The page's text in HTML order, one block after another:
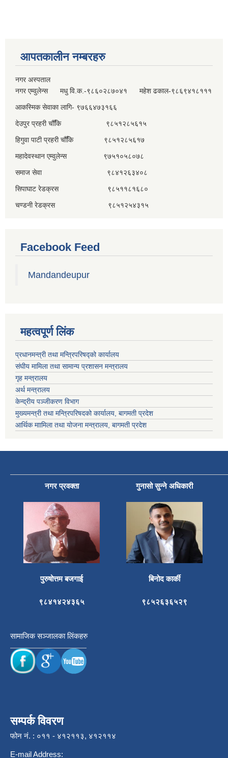
आपतकालीन नम्बरहरु
नगर अस्पताल
नगर एम्वुलेन्स मधु वि.क.-९८६०२८७०४१ महेश ढकाल-९८६९४१८१११
आकस्मिक सेवाका लागि- ९७६६४७३१६६
देउपुर प्रहरी चौँकि ९८५१२८५६१५
हिगुवा पाटी प्रहरी चौँकि ९८५१२८५६१७
महादेवस्थान एम्वुलेन्स ९७५१०५८०७८
समाज सेवा ९८४१२६३४०८
सिपाघाट रेडक्रस ९८५११८१६८०
चण्डनी रेडक्रस ९८५१२५४३१५
Facebook Feed
Mandandeupur
महत्वपूर्ण लिंक
प्रधानमन्त्री तथा मन्त्रिपरिषद्को कार्यालय
संघीय मामिला तथा सामान्य प्रशासन मन्त्रालय
गृह मन्त्रालय
अर्थ मन्त्रालय
केन्द्रीय पञ्जीकरण विभाग
मुख्यमन्त्री तथा मन्त्रिपरिषदको कार्यालय, बागमती प्रदेश
आर्थिक माामिला तथा योजना मन्त्रालय, बागमती प्रदेश
नगर प्रवक्ता गुनासो सुन्ने अधिकारी
पुरुषोत्तम बजगाई बिनोद कार्की
९८४१४२४३६५ ९८५२६३६५२९
सामाजिक सञ्जालका लिंकहरु
सम्पर्क विवरण
फोन नं. : ०११ - ४१२११३, ४१२११४
E-mail Address: